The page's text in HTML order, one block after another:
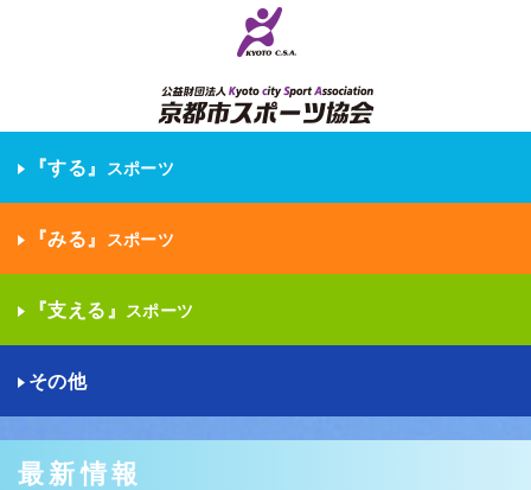
『する』 スポーツ
『みる』 スポーツ
『支える』 スポーツ
その他
最新情報